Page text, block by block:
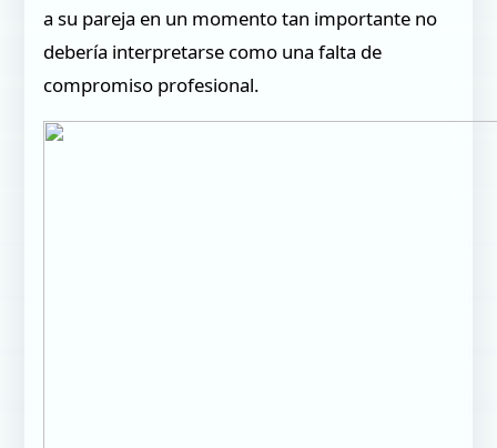
a su pareja en un momento tan importante no
debería interpretarse como una falta de
compromiso profesional.